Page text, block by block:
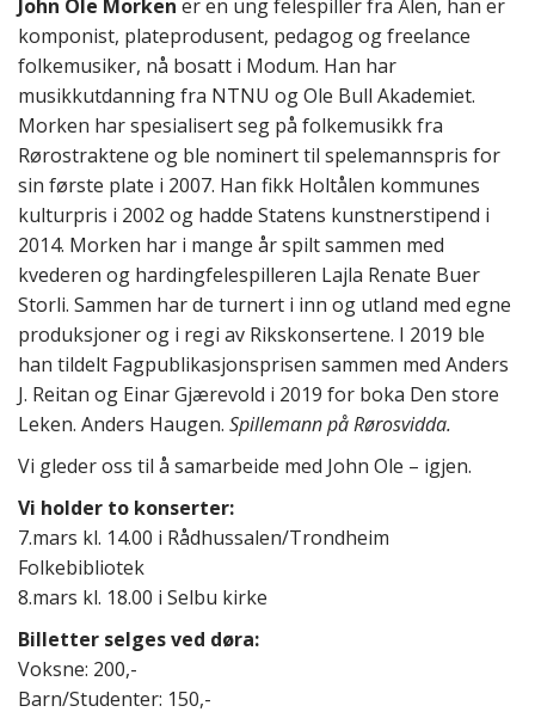
John Ole Morken er en ung felespiller fra Ålen, han er
komponist, plateprodusent, pedagog og freelance
folkemusiker, nå bosatt i Modum. Han har
musikkutdanning fra NTNU og Ole Bull Akademiet.
Morken har spesialisert seg på folkemusikk fra
Rørostraktene og ble nominert til spelemannspris for
sin første plate i 2007. Han fikk Holtålen kommunes
kulturpris i 2002 og hadde Statens kunstnerstipend i
2014. Morken har i mange år spilt sammen med
kvederen og hardingfelespilleren Lajla Renate Buer
Storli. Sammen har de turnert i inn og utland med egne
produksjoner og i regi av Rikskonsertene. I 2019 ble
han tildelt Fagpublikasjonsprisen sammen med Anders
J. Reitan og Einar Gjærevold i 2019 for boka Den store
Leken. Anders Haugen. Spillemann på Rørosvidda.
Vi gleder oss til å samarbeide med John Ole – igjen.
Vi holder to konserter:
7.mars kl. 14.00 i Rådhussalen/Trondheim
Folkebibliotek
8.mars kl. 18.00 i Selbu kirke
Billetter selges ved døra:
Voksne: 200,-
Barn/Studenter: 150,-